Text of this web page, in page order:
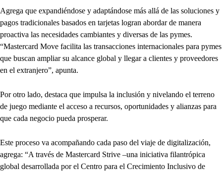
Agrega que expandiéndose y adaptándose más allá de las soluciones y
pagos tradicionales basados en tarjetas logran abordar de manera
proactiva las necesidades cambiantes y diversas de las pymes.
“Mastercard Move facilita las transacciones internacionales para pymes
que buscan ampliar su alcance global y llegar a clientes y proveedores
en el extranjero”, apunta.
Por otro lado, destaca que impulsa la inclusión y nivelando el terreno
de juego mediante el acceso a recursos, oportunidades y alianzas para
que cada negocio pueda prosperar.
Este proceso va acompañando cada paso del viaje de digitalización,
agrega: “A través de Mastercard Strive –una iniciativa filantrópica
global desarrollada por el Centro para el Crecimiento Inclusivo de